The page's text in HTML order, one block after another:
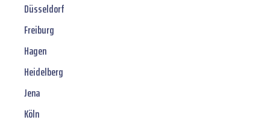
Düsseldorf
Freiburg
Hagen
Heidelberg
Jena
Köln